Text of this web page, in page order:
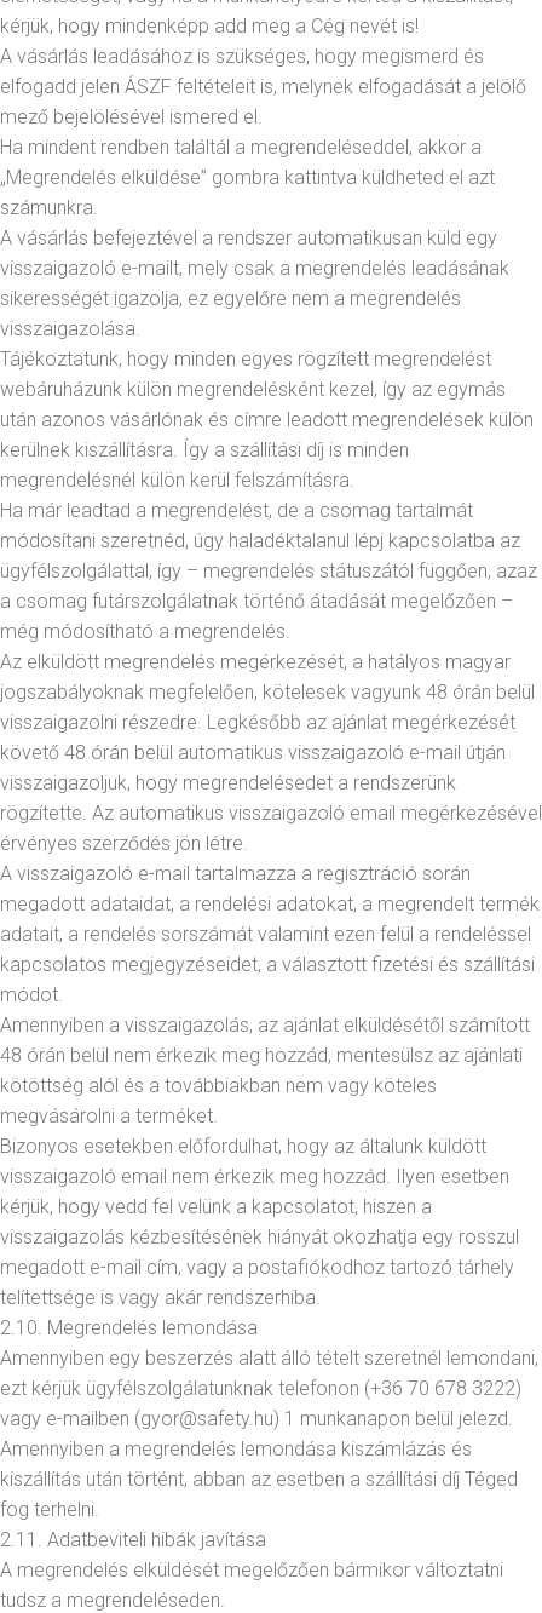
kérjük, hogy mindenképp add meg a Cég nevét is!
A vásárlás leadásához is szükséges, hogy megismerd és
elfogadd jelen ÁSZF feltételeit is, melynek elfogadását a jelölő
mező bejelölésével ismered el.
Ha mindent rendben találtál a megrendeléseddel, akkor a
„Megrendelés elküldése” gombra kattintva küldheted el azt
számunkra.
A vásárlás befejeztével a rendszer automatikusan küld egy
visszaigazoló e-mailt, mely csak a megrendelés leadásának
sikerességét igazolja, ez egyelőre nem a megrendelés
visszaigazolása.
Tájékoztatunk, hogy minden egyes rögzített megrendelést
webáruházunk külön megrendelésként kezel, így az egymás
után azonos vásárlónak és címre leadott megrendelések külön
kerülnek kiszállításra. Így a szállítási díj is minden
megrendelésnél külön kerül felszámításra.
Ha már leadtad a megrendelést, de a csomag tartalmát
módosítani szeretnéd, úgy haladéktalanul lépj kapcsolatba az
ügyfélszolgálattal, így – megrendelés státuszától függően, azaz
a csomag futárszolgálatnak történő átadását megelőzően –
még módosítható a megrendelés.
Az elküldött megrendelés megérkezését, a hatályos magyar
jogszabályoknak megfelelően, kötelesek vagyunk 48 órán belül
visszaigazolni részedre. Legkésőbb az ajánlat megérkezését
követő 48 órán belül automatikus visszaigazoló e-mail útján
visszaigazoljuk, hogy megrendelésedet a rendszerünk
rögzítette. Az automatikus visszaigazoló email megérkezésével
érvényes szerződés jön létre.
A visszaigazoló e-mail tartalmazza a regisztráció során
megadott adataidat, a rendelési adatokat, a megrendelt termék
adatait, a rendelés sorszámát valamint ezen felül a rendeléssel
kapcsolatos megjegyzéseidet, a választott fizetési és szállítási
módot.
Amennyiben a visszaigazolás, az ajánlat elküldésétől számított
48 órán belül nem érkezik meg hozzád, mentesülsz az ajánlati
kötöttség alól és a továbbiakban nem vagy köteles
megvásárolni a terméket.
Bizonyos esetekben előfordulhat, hogy az általunk küldött
visszaigazoló email nem érkezik meg hozzád. Ilyen esetben
kérjük, hogy vedd fel velünk a kapcsolatot, hiszen a
visszaigazolás kézbesítésének hiányát okozhatja egy rosszul
megadott e-mail cím, vagy a postafiókodhoz tartozó tárhely
telítettsége is vagy akár rendszerhiba.
2.10. Megrendelés lemondása
Amennyiben egy beszerzés alatt álló tételt szeretnél lemondani,
ezt kérjük ügyfélszolgálatunknak telefonon (+36 70 678 3222)
vagy e-mailben (gyor@safety.hu) 1 munkanapon belül jelezd.
Amennyiben a megrendelés lemondása kiszámlázás és
kiszállítás után történt, abban az esetben a szállítási díj Téged
fog terhelni.
2.11. Adatbeviteli hibák javítása
A megrendelés elküldését megelőzően bármikor változtatni
tudsz a megrendeléseden.